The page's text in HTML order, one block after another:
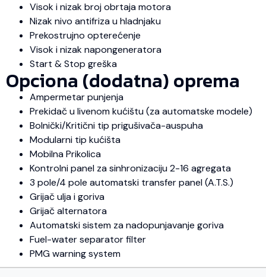
Visok i nizak broj obrtaja motora
Nizak nivo antifriza u hladnjaku
Prekostrujno opterećenje
Visok i nizak napongeneratora
Start & Stop greška
Opciona (dodatna) oprema
Ampermetar punjenja
Prekidač u livenom kućištu (za automatske modele)
Bolnički/Kritični tip prigušivača-auspuha
Modularni tip kućišta
Mobilna Prikolica
Kontrolni panel za sinhronizaciju 2-16 agregata
3 pole/4 pole automatski transfer panel (A.T.S.)
Grijač ulja i goriva
Grijač alternatora
Automatski sistem za nadopunjavanje goriva
Fuel-water separator filter
PMG warning system